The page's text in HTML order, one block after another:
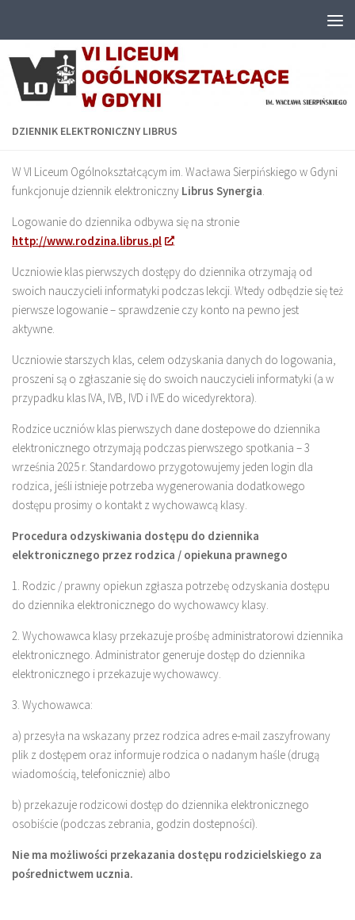
DZIENNIK ELEKTRONICZNY LIBRUS
W VI Liceum Ogólnokształcącym im. Wacława Sierpińskiego w Gdyni
funkcjonuje dziennik elektroniczny Librus Synergia.
Logowanie do dziennika odbywa się na stronie
http://www.rodzina.librus.pl
.
Uczniowie klas pierwszych dostępy do dziennika otrzymają od
swoich nauczycieli informatyki podczas lekcji. Wtedy odbędzie się też
pierwsze logowanie – sprawdzenie czy konto na pewno jest
aktywne.
Uczniowie starszych klas, celem odzyskania danych do logowania,
proszeni są o zgłaszanie się do swoich nauczycieli informatyki (a w
przypadku klas IVA, IVB, IVD i IVE do wicedyrektora).
Rodzice uczniów klas pierwszych dane dostepowe do dziennika
elektronicznego otrzymają podczas pierwszego spotkania – 3
września 2025 r. Standardowo przygotowujemy jeden login dla
rodzica, jeśli istnieje potrzeba wygenerowania dodatkowego
dostępu prosimy o kontakt z wychowawcą klasy.
Procedura odzyskiwania dostępu do dziennika
elektronicznego przez rodzica / opiekuna prawnego
1. Rodzic / prawny opiekun zgłasza potrzebę odzyskania dostępu
do dziennika elektronicznego do wychowawcy klasy.
2. Wychowawca klasy przekazuje prośbę administratorowi dziennika
elektronicznego. Administrator generuje dostęp do dziennika
elektronicznego i przekazuje wychowawcy.
3. Wychowawca:
a) przesyła na wskazany przez rodzica adres e-mail zaszyfrowany
plik z dostępem oraz informuje rodzica o nadanym haśle (drugą
wiadomością, telefonicznie) albo
b) przekazuje rodzicowi dostęp do dziennika elektronicznego
osobiście (podczas zebrania, godzin dostepności).
Nie ma możliwości przekazania dostępu rodzicielskiego za
pośrednictwem ucznia.